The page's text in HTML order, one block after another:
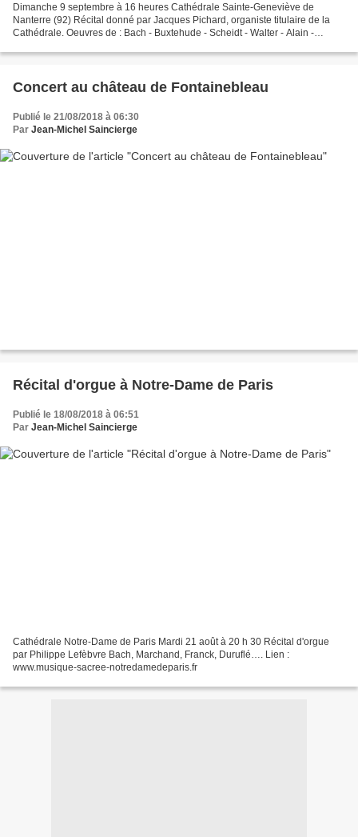
Dimanche 9 septembre à 16 heures Cathédrale Sainte-Geneviève de
Nanterre (92) Récital donné par Jacques Pichard, organiste titulaire de la
Cathédrale. Oeuvres de : Bach - Buxtehude - Scheidt - Walter - Alain -
Concert au château de Fontainebleau
Publié le 21/08/2018 à 06:30
Par Jean-Michel Saincierge
Récital d'orgue à Notre-Dame de Paris
Publié le 18/08/2018 à 06:51
Par Jean-Michel Saincierge
Cathédrale Notre-Dame de Paris Mardi 21 août à 20 h 30 Récital d'orgue
par Philippe Lefèbvre Bach, Marchand, Franck, Duruflé…. Lien :
www.musique-sacree-notredamedeparis.fr